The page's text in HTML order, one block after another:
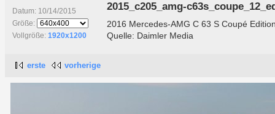
Datum: 10/14/2015
Größe:
Vollgröße: 1920x1200
2015_c205_amg-
2016 Mercedes-AMG C 63 S Coupé
Quelle: Daimler Media
erste vorherige